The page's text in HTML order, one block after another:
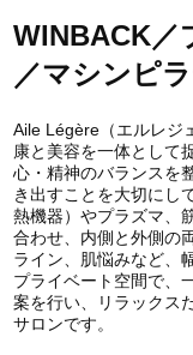
WINBACK／
／マシンピ
Aile Légère（エルレジ
康と美容を一体として
心・精神のバランスを
き出すことを大切にし
熱機器）やプラズマ、
合わせ、内側と外側の
ライン、肌悩みなど、
プライベート空間で、
案を行い、リラックス
サロンです。